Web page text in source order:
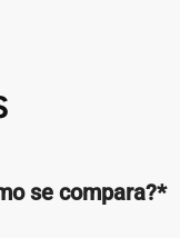
se compara?*